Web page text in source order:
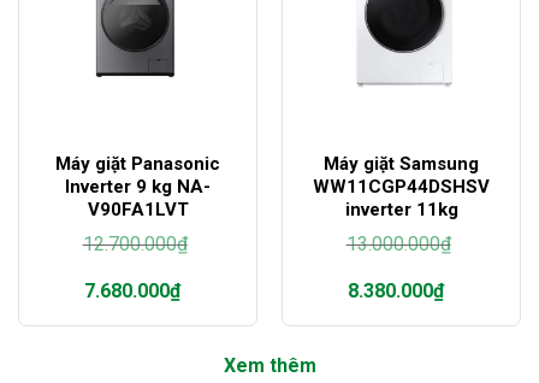
Máy giặt Panasonic
Inverter 9 kg NA-
V90FA1LVT
12.700.000₫
Giá
gốc
là:
7.680.000₫
Giá
Máy giặt Samsung
WW11CGP44DSHSV
inverter 11kg
13.000.000₫
Giá
gốc
là:
8.380.000₫
Giá
Xem thêm